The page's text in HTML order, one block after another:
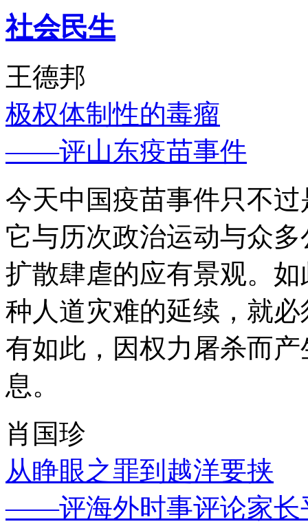
社会民生
王德邦
极权体制性的毒瘤
——评山东疫苗事件
今天中国疫苗事件只不
它与历次政治运动与众
扩散肆虐的应有景观。
种人道灾难的延续，就
有如此，因权力屠杀而
息。
肖国珍
从睁眼之罪到越洋要挟
——评海外时事评论家长